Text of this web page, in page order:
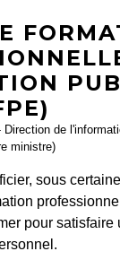
Direction de
ministre)
sous
pour satisfaire